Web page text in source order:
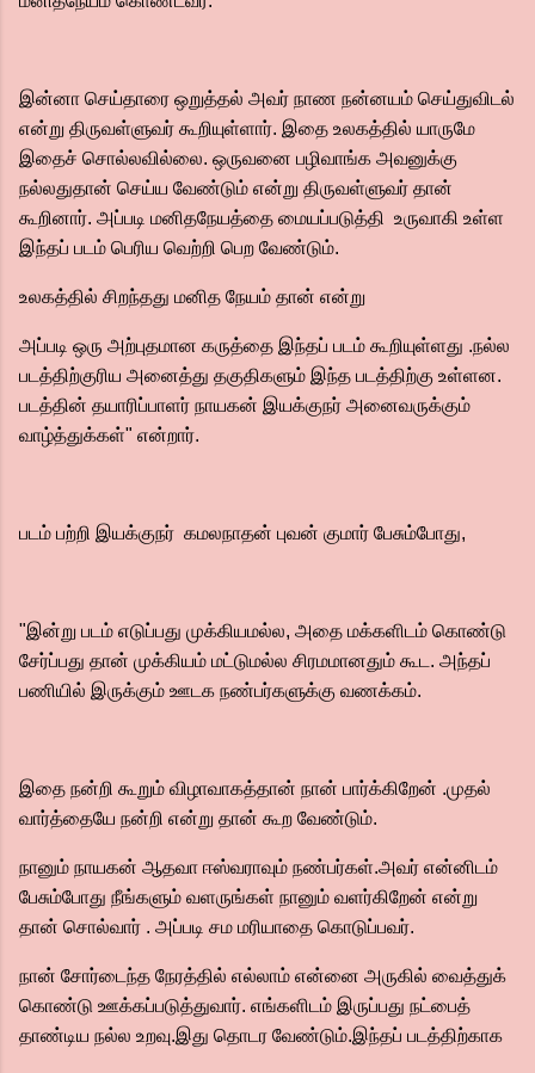
இன்னா செய்தாரை ஒறுத்தல் அவர் நாண நன்னயம் செய்துவிடல்
என்று திருவள்ளுவர் கூறியுள்ளார். இதை உலகத்தில் யாருமே
இதைச் சொல்லவில்லை. ஒருவனை பழிவாங்க அவனுக்கு
நல்லதுதான் செய்ய வேண்டும் என்று திருவள்ளுவர் தான்
கூறினார். அப்படி மனிதநேயத்தை மையப்படுத்தி உருவாகி உள்ள
இந்தப் படம் பெரிய வெற்றி பெற வேண்டும்.
உலகத்தில் சிறந்தது மனித நேயம் தான் என்று
அப்படி ஒரு அற்புதமான கருத்தை இந்தப் படம் கூறியுள்ளது .நல்ல
படத்திற்குரிய அனைத்து தகுதிகளும் இந்த படத்திற்கு உள்ளன.
படத்தின் தயாரிப்பாளர் நாயகன் இயக்குநர் அனைவருக்கும்
வாழ்த்துக்கள்" என்றார்.
படம் பற்றி இயக்குநர் கமலநாதன் புவன் குமார் பேசும்போது,
"இன்று படம் எடுப்பது முக்கியமல்ல, அதை மக்களிடம் கொண்டு
சேர்ப்பது தான் முக்கியம் மட்டுமல்ல சிரமமானதும் கூட. அந்தப்
பணியில் இருக்கும் ஊடக நண்பர்களுக்கு வணக்கம்.
இதை நன்றி கூறும் விழாவாகத்தான் நான் பார்க்கிறேன் .முதல்
வார்த்தையே நன்றி என்று தான் கூற வேண்டும்.
நானும் நாயகன் ஆதவா ஈஸ்வராவும் நண்பர்கள்.அவர் என்னிடம்
பேசும்போது நீங்களும் வளருங்கள் நானும் வளர்கிறேன் என்று
தான் சொல்வார் . அப்படி சம மரியாதை கொடுப்பவர்.
நான் சோர்டைந்த நேரத்தில் எல்லாம் என்னை அருகில் வைத்துக்
கொண்டு ஊக்கப்படுத்துவார். எங்களிடம் இருப்பது நட்பைத்
தாண்டிய நல்ல உறவு.இது தொடர வேண்டும்.இந்தப் படத்திற்காக